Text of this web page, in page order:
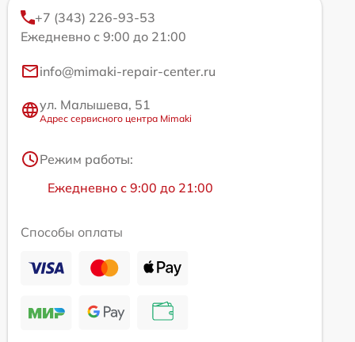
+7 (343) 226-93-53
Ежедневно с 9:00 до 21:00
info@mimaki-repair-center.ru
ул. Малышева, 51
Адрес сервисного центра Mimaki
Режим работы:
Ежедневно с 9:00 до 21:00
Способы оплаты